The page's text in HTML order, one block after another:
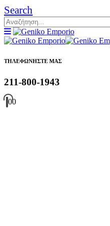
Search
ΤΗΛΕΦΩΝΗΣΤΕ ΜΑΣ
211-800-1943
00